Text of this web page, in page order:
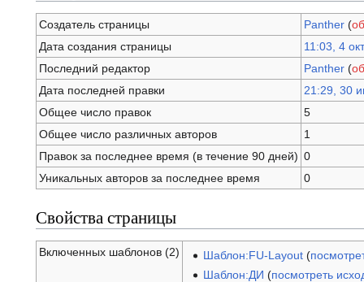
Создатель страницы Panther (
Дата создания страницы
11:03, 4
Последний редактор
Panther (
Дата последней правки
21:29, 30
Общее число правок
5
Общее число различных авторов
1
Правок за последнее время (в течение 90 дней) 0
Уникальных авторов за последнее время
0
Свойства страницы
Включенных шаблонов (2) Шаблон:FU-Layout (
Шаблон:ДИ (посмотреть